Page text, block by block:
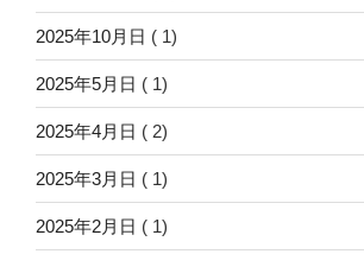
2025年10月日 ( 1)
2025年5月日 ( 1)
2025年4月日 ( 2)
2025年3月日 ( 1)
2025年2月日 ( 1)